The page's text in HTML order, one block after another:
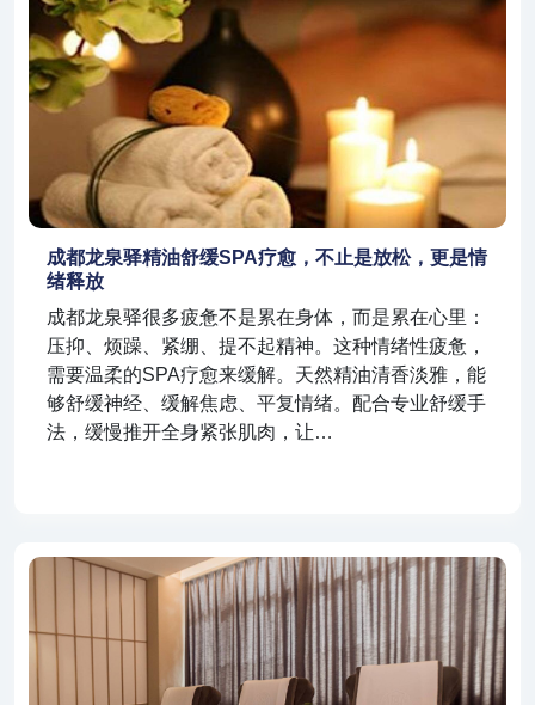
成都龙泉驿精油舒缓SPA疗愈，不止是放松，更是情
绪释放
成都龙泉驿很多疲惫不是累在身体，而是累在心里：
压抑、烦躁、紧绷、提不起精神。这种情绪性疲惫，
需要温柔的SPA疗愈来缓解。天然精油清香淡雅，能
够舒缓神经、缓解焦虑、平复情绪。配合专业舒缓手
法，缓慢推开全身紧张肌肉，让…